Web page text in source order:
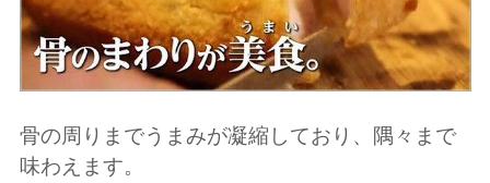
骨の周りまでうまみが凝縮しており、隅々まで
味わえます。